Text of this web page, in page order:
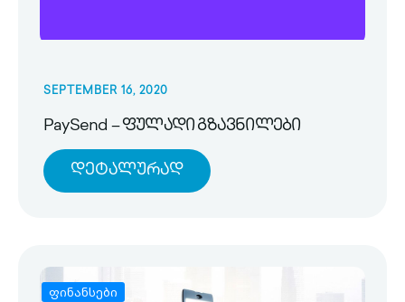
SEPTEMBER 16, 2020
PaySend – ფულადი გზავნილები
Დეტალურად
ფინანსები